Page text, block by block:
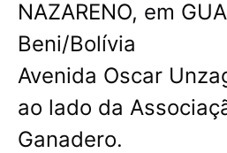
NAZARENO, em
Beni/Bolívia
Avenida Oscar
ao lado da
Ganadero.